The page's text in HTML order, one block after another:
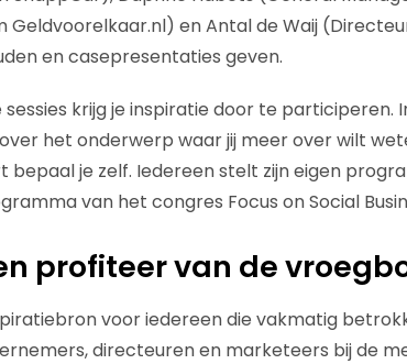
en Antal de Waij
en casepresentaties geven.
krijg je inspiratie door te participeren.
het onderwerp waar jij meer over wilt
je zelf. Iedereen stelt zijn eigen
van het congres Focus on Social
profiteer van de
voor iedereen die vakmatig
directeuren en marketeers bij de